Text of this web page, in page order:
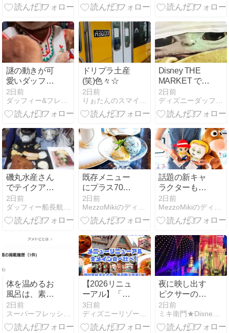
リーブランド
テリーや手荷
の正直レビュ
謎の動きが可
愛いダッフィ
ーとミゲルズ
2日前
ドリプラ土産
(笑)色々☆
2日前
Disney THE
MARKET で購
入したもの
2日前
磯丸水産さん
でテイクアウ
トです
2日前
既存メニュー
にプラス700
円で注文でき
る！ハイピリ
オン・ラウン
ーム
2日前
話題の新キャ
ラクターも！
セガプライズ
『トイ・スト
ーリー5』プ
ポート
2日前
体を温めるお
風呂は、素晴
らしいと解毒
は、大事。
2日前
【2026リニュ
ーアル】「ア
ナ雪レストラ
ン」全メイン
食べ比べ！モ
3日前
夜に映し出す
ピクサーの夏
は香港ディズ
ニーランド
2日前